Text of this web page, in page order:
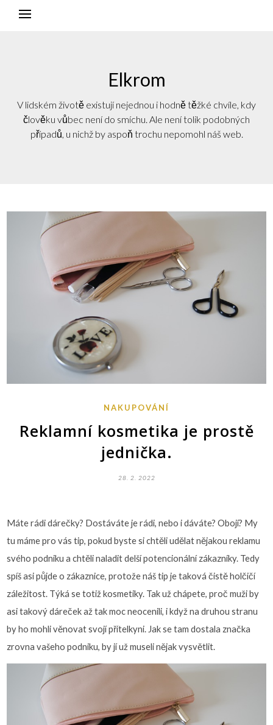
Elkrom
V lidském životě existují nejednou i hodně těžké chvíle, kdy
člověku vůbec není do smíchu. Ale není tolik podobných
případů, u nichž by aspoň trochu nepomohl náš web.
NAKUPOVÁNÍ
Reklamní kosmetika je prostě
jednička.
28. 2. 2022
Máte rádi dárečky? Dostáváte je rádi, nebo i dáváte? Obojí? My
tu máme pro vás tip, pokud byste si chtěli udělat nějakou reklamu
svého podniku a chtěli naladit delší potencionální zákazníky. Tedy
spíš asi půjde o zákaznice, protože náš tip je taková čistě holčičí
záležitost. Týká se totiž kosmetiky. Tak už chápete, proč muži by
asi takový dáreček až tak moc neocenili, i když na druhou stranu
by ho mohli věnovat svojí přítelkyni. Jak se tam dostala značka
zrovna vašeho podniku, by jí už museli nějak vysvětlit.